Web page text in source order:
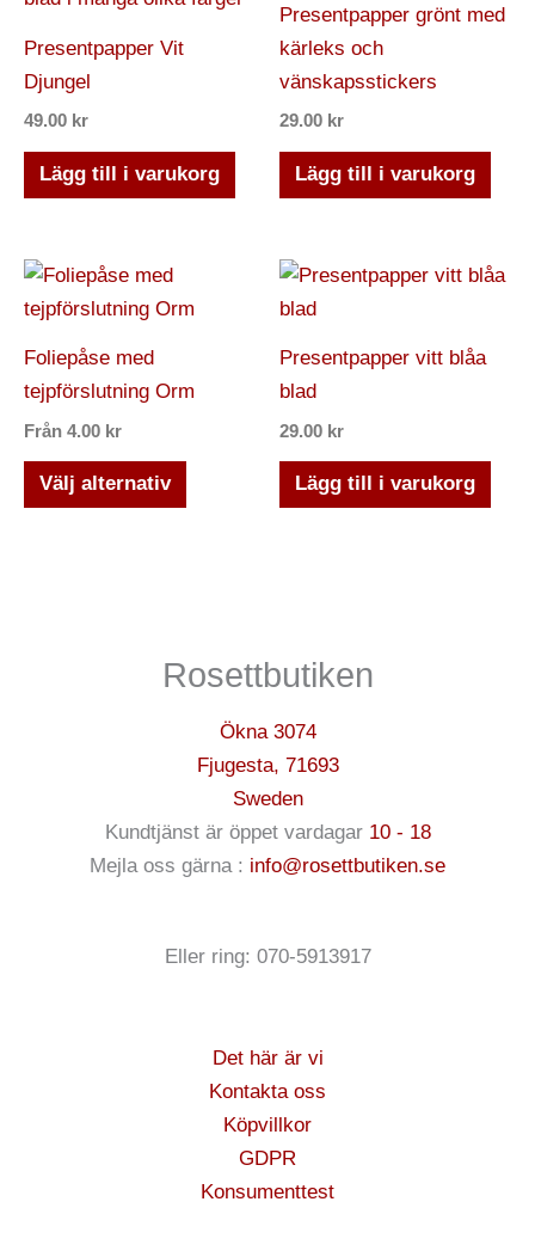
Presentpapper Vit
Djungel
49.00 kr
Lägg till i varukorg
Presentpapper grönt med
kärleks och
vänskapsstickers
29.00 kr
Lägg till i varukorg
Foliepåse med
tejpförslutning Orm
Från 4.00 kr
Välj alternativ
här
olika
produktsidan
Presentpapper vitt blåa
blad
29.00 kr
Lägg till i varukorg
Rosettbutiken
Ökna 3074
Fjugesta, 71693
Sweden
Kundtjänst är öppet vardagar 10 - 18
Mejla oss gärna : info@rosettbutiken.se
Eller ring: 070-5913917
Det här är vi
Kontakta oss
Köpvillkor
GDPR
Konsumenttest